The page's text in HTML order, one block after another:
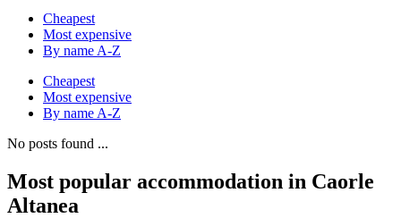
Cheapest
Most expensive
By name A-Z
Cheapest
Most expensive
By name A-Z
No posts found ...
Most popular accommodation in Caorle
Altanea